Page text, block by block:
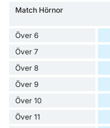
Match Hörnor
Över 6
Över 7
Över 8
Över 9
Över 10
Över 11